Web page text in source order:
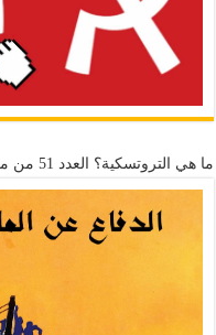
ما هي التروتسكية؟ العدد 51 من مجلة “الدفاع عن الماركسية”!